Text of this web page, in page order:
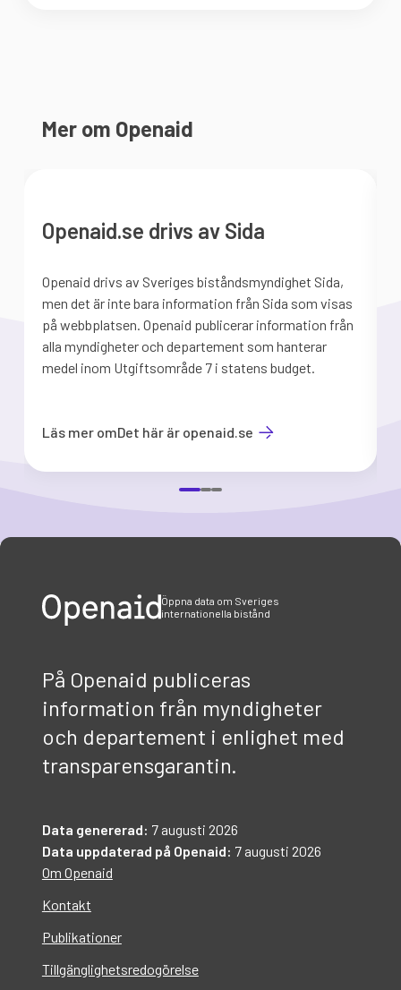
Mer om Openaid
Openaid.se drivs av Sida
Openaid drivs av Sveriges biståndsmyndighet Sida,
men det är inte bara information från Sida som visas
på webbplatsen. Openaid publicerar information från
alla myndigheter och departement som hanterar
medel inom Utgiftsområde 7 i statens budget.
Läs mer omDet här är openaid.se
Öppna data om Sveriges
internationella bistånd
På Openaid publiceras
information från myndigheter
och departement i enlighet med
transparensgarantin.
Data genererad: 7 augusti 2026
Data uppdaterad på Openaid: 7 augusti 2026
Om Openaid
Kontakt
Publikationer
Tillgänglighetsredogörelse